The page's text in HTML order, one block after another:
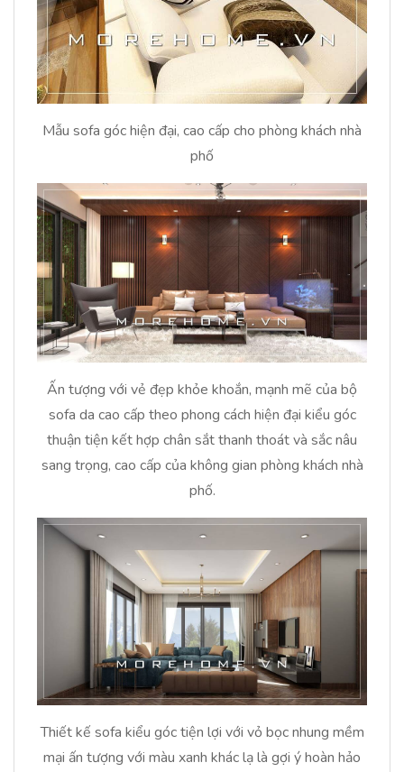
Mẫu sofa góc hiện đại, cao cấp cho phòng khách nhà
phố
Ấn tượng với vẻ đẹp khỏe khoắn, mạnh mẽ của bộ
sofa da cao cấp theo phong cách hiện đại kiểu góc
thuận tiện kết hợp chân sắt thanh thoát và sắc nâu
sang trọng, cao cấp của không gian phòng khách nhà
phố.
Thiết kế sofa kiểu góc tiện lợi với vỏ bọc nhung mềm
mại ấn tượng với màu xanh khác lạ là gợi ý hoàn hảo